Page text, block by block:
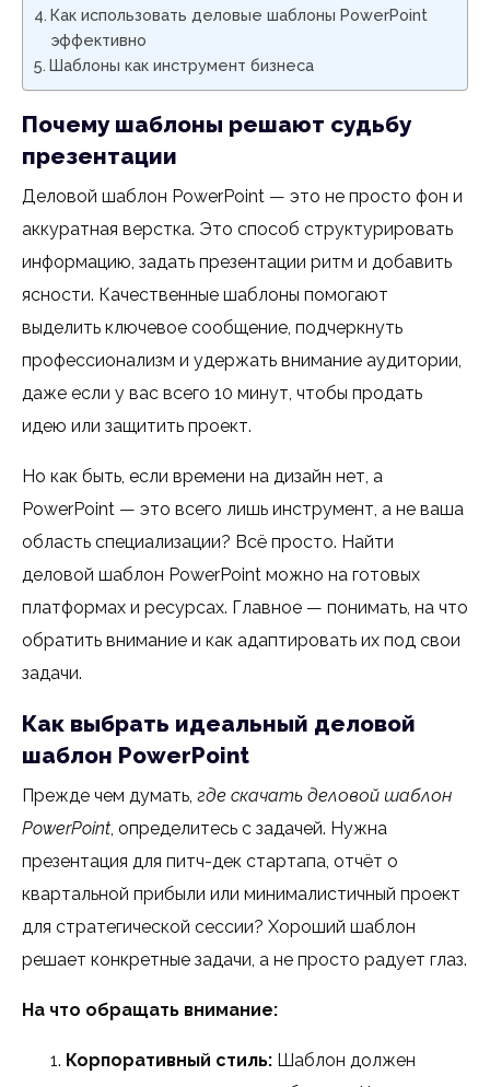
Как использовать деловые шаблоны PowerPoint
эффективно
Шаблоны как инструмент бизнеса
Почему шаблоны решают судьбу
презентации
Деловой шаблон PowerPoint — это не просто фон и
аккуратная верстка. Это способ структурировать
информацию, задать презентации ритм и добавить
ясности. Качественные шаблоны помогают
выделить ключевое сообщение, подчеркнуть
профессионализм и удержать внимание аудитории,
даже если у вас всего 10 минут, чтобы продать
идею или защитить проект.
Но как быть, если времени на дизайн нет, а
PowerPoint — это всего лишь инструмент, а не ваша
область специализации? Всё просто. Найти
деловой шаблон PowerPoint можно на готовых
платформах и ресурсах. Главное — понимать, на что
обратить внимание и как адаптировать их под свои
задачи.
Как выбрать идеальный деловой
шаблон PowerPoint
Прежде чем думать, где скачать деловой шаблон
PowerPoint, определитесь с задачей. Нужна
презентация для питч-дек стартапа, отчёт о
квартальной прибыли или минималистичный проект
для стратегической сессии? Хороший шаблон
решает конкретные задачи, а не просто радует глаз.
На что обращать внимание:
Корпоративный стиль: Шаблон должен